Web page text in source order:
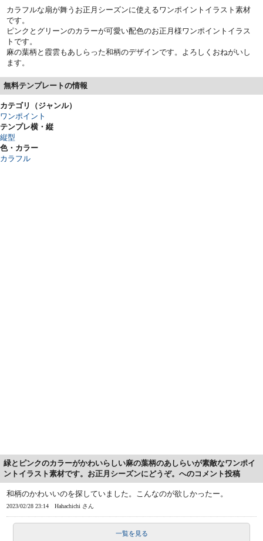
カラフルな扇が舞うお正月シーズンに使えるワンポイントイラスト素材
です。
ピンクとグリーンのカラーが可愛い配色のお正月様ワンポイントイラス
トです。
麻の葉柄と霞雲もあしらった和柄のデザインです。よろしくおねがいし
ます。
無料テンプレートの情報
カテゴリ（ジャンル）
ワンポイント
テンプレ横・縦
縦型
色・カラー
カラフル
緑とピンクのカラーがかわいらしい麻の葉柄のあしらいが素敵なワンポイ
ントイラスト素材です。お正月シーズンにどうぞ。へのコメント投稿
和柄のかわいいのを探していました。こんなのが欲しかったー。
2023/02/28 23:14 Hahachichi さん
一覧を見る